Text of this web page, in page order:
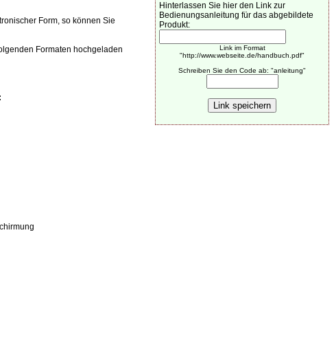
Form, so können Sie
Formaten hochgeladen
Hinterlassen Sie hier den Link zur
Bedienungsanleitung für das abgebildete
Produkt:
Link im Format
"http://www.webseite.de/handbuch.pdf"
Schreiben Sie den Code ab: "anleitung"